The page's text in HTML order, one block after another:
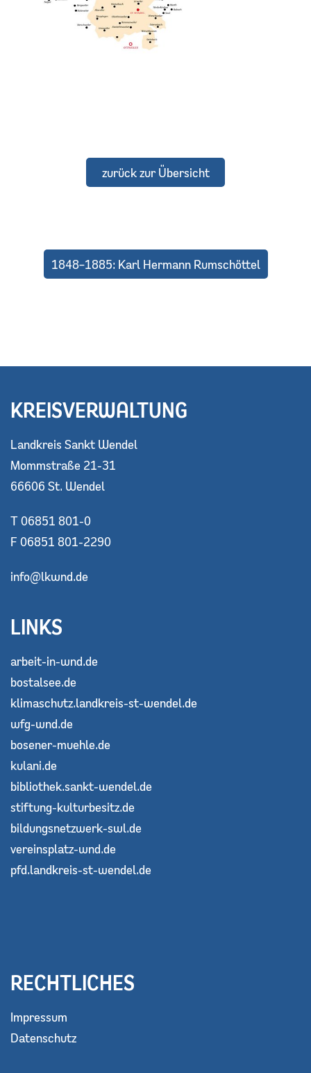
zurück zur Übersicht
1848–1885: Karl Hermann Rumschöttel
KREISVERWALTUNG
Landkreis Sankt Wendel
Mommstraße 21-31
66606 St. Wendel
T 06851 801-0
F 06851 801-2290
info@lkwnd.de
LINKS
arbeit-in-wnd.de
bostalsee.de
klimaschutz.landkreis-st-wendel.de
wfg-wnd.de
bosener-muehle.de
kulani.de
bibliothek.sankt-wendel.de
stiftung-kulturbesitz.de
bildungsnetzwerk-swl.de
vereinsplatz-wnd.de
pfd.landkreis-st-wendel.de
RECHTLICHES
Impressum
Datenschutz